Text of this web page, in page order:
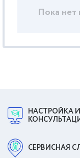
Пока нет
НАСТРОЙКА И
СЕРВИСНАЯ